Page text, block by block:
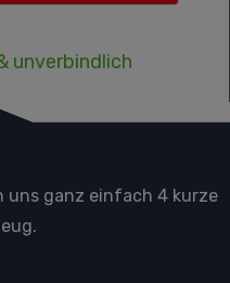
unverbindlich
uns ganz einfach 4 kurze